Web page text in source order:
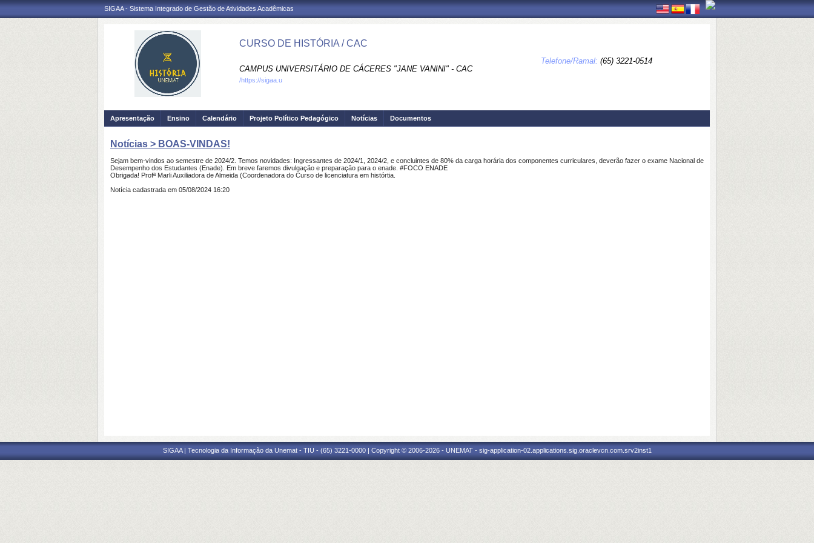
SIGAA - Sistema Integrado de Gestão de Atividades Acadêmicas
CURSO DE HISTÓRIA / CAC
CAMPUS UNIVERSITÁRIO DE CÁCERES "JANE VANINI" - CAC
Telefone/Ramal: (65) 3221-0514
/https://sigaa.u
Apresentação Ensino Calendário Projeto Político Pedagógico Notícias Documentos
Notícias > BOAS-VINDAS!
Sejam bem-vindos ao semestre de 2024/2. Temos novidades: Ingressantes de 2024/1, 2024/2, e concluintes de 80% da carga horária dos componentes curriculares, deverão fazer o exame Nacional de
Desempenho dos Estudantes (Enade). Em breve faremos divulgação e preparação para o enade. #FOCO ENADE
Obrigada! Profª Marli Auxiliadora de Almeida (Coordenadora do Curso de licenciatura em histórtia.
Notícia cadastrada em 05/08/2024 16:20
SIGAA | Tecnologia da Informação da Unemat - TIU - (65) 3221-0000 | Copyright © 2006-2026 - UNEMAT - sig-application-02.applications.sig.oraclevcn.com.srv2inst1